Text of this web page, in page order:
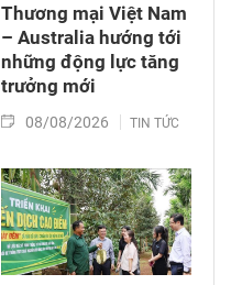
Thương mại Việt Nam
– Australia hướng tới
những động lực tăng
trưởng mới
08/08/2026 TIN TỨC